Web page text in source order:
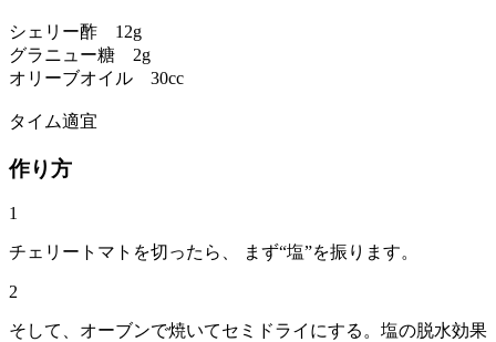
シェリー酢 12g
グラニュー糖 2g
オリーブオイル 30cc
タイム適宜
作り方
1
チェリートマトを切ったら、 まず“塩”を振ります。
2
そして、オーブンで焼いてセミドライにする。塩の脱水効果